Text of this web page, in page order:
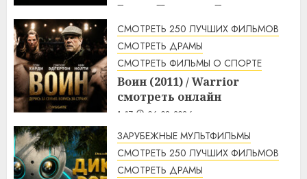
Гарри Поттер и Дары
смерти: Часть 2 (2011) / Harry
Potter and the Deathly
Hallows: Part 2 смотреть
онлайн
2:12 06.08.2026
СМОТРЕТЬ 250 ЛУЧШИХ ФИЛЬМОВ
СМОТРЕТЬ ДРАМЫ
СМОТРЕТЬ ФИЛЬМЫ О СПОРТЕ
Воин (2011) / Warrior
смотреть онлайн
1:17 06.08.2026
ЗАРУБЕЖНЫЕ МУЛЬТФИЛЬМЫ
СМОТРЕТЬ 250 ЛУЧШИХ ФИЛЬМОВ
СМОТРЕТЬ ДРАМЫ